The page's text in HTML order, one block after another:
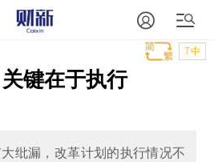
T中
键在于执行
纰漏，改革计划的执行情况不